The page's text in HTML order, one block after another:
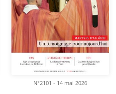
N°2101 - 14 mai 2026